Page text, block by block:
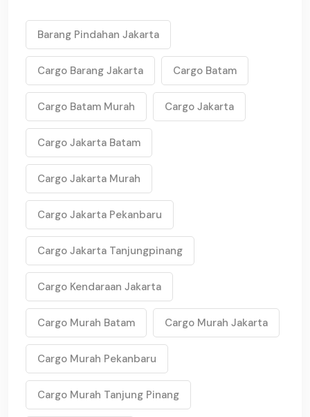
Barang Pindahan Jakarta
Cargo Barang Jakarta Cargo Batam
Cargo Batam Murah Cargo Jakarta
Cargo Jakarta Batam
Cargo Jakarta Murah
Cargo Jakarta Pekanbaru
Cargo Jakarta Tanjungpinang
Cargo Kendaraan Jakarta
Cargo Murah Batam Cargo Murah Jakarta
Cargo Murah Pekanbaru
Cargo Murah Tanjung Pinang